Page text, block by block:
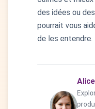
des idées ou
pourrait vous
de les entendre.
Alice